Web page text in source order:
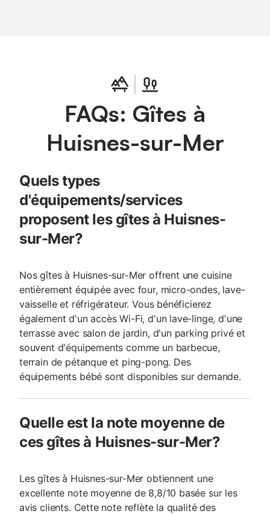
FAQs: Gîtes à
Huisnes-sur-Mer
Quels types
d'équipements/services
proposent les gîtes à Huisnes-
sur-Mer?
Nos gîtes à Huisnes-sur-Mer offrent une cuisine
entièrement équipée avec four, micro-ondes, lave-
vaisselle et réfrigérateur. Vous bénéficierez
également d'un accès Wi-Fi, d'un lave-linge, d'une
terrasse avec salon de jardin, d'un parking privé et
souvent d'équipements comme un barbecue,
terrain de pétanque et ping-pong. Des
équipements bébé sont disponibles sur demande.
Quelle est la note moyenne de
ces gîtes à Huisnes-sur-Mer?
Les gîtes à Huisnes-sur-Mer obtiennent une
excellente note moyenne de 8,8/10 basée sur les
avis clients. Cette note reflète la qualité des